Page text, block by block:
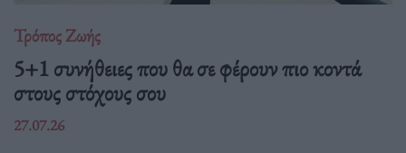
Τρόπος Ζωής
5+1 συνήθειες που θα σε φέρουν πιο κοντά
στους στόχους σου
27.07.26